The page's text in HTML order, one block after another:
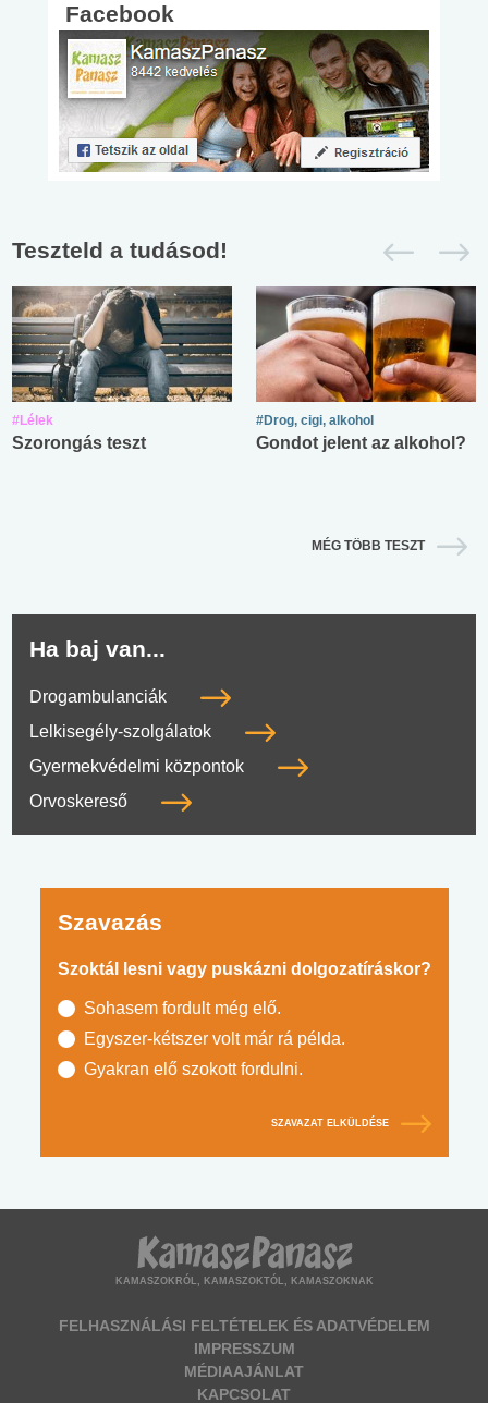
Facebook
Teszteld a tudásod!
#Lélek
Szorongás teszt
#Drog, cigi, alkohol
Gondot jelent az alkohol?
MÉG TÖBB TESZT
Ha baj van...
Drogambulanciák
Lelkisegély-szolgálatok
Gyermekvédelmi központok
Orvoskereső
Szavazás
Szoktál lesni vagy puskázni dolgozatíráskor?
Sohasem fordult még elő.
Egyszer-kétszer volt már rá példa.
Gyakran elő szokott fordulni.
SZAVAZAT ELKÜLDÉSE
KAMASZOKRÓL, KAMASZOKTÓL, KAMASZOKNAK
FELHASZNÁLÁSI FELTÉTELEK ÉS ADATVÉDELEM
IMPRESSZUM
MÉDIAAJÁNLAT
KAPCSOLAT